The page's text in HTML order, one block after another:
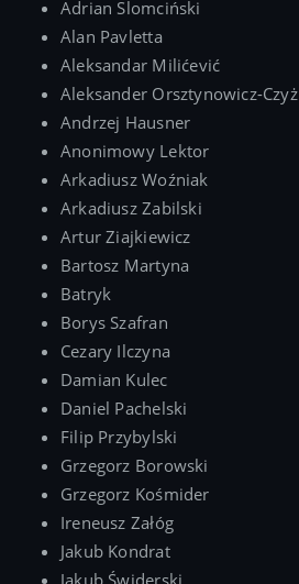
Adrian Slomciński
Alan Pavletta
Aleksandar Milićević
Aleksander Orsztynowicz-Czyż
Andrzej Hausner
Anonimowy Lektor
Arkadiusz Woźniak
Arkadiusz Zabilski
Artur Ziajkiewicz
Bartosz Martyna
Batryk
Borys Szafran
Cezary Ilczyna
Damian Kulec
Daniel Pachelski
Filip Przybylski
Grzegorz Borowski
Grzegorz Kośmider
Ireneusz Załóg
Jakub Kondrat